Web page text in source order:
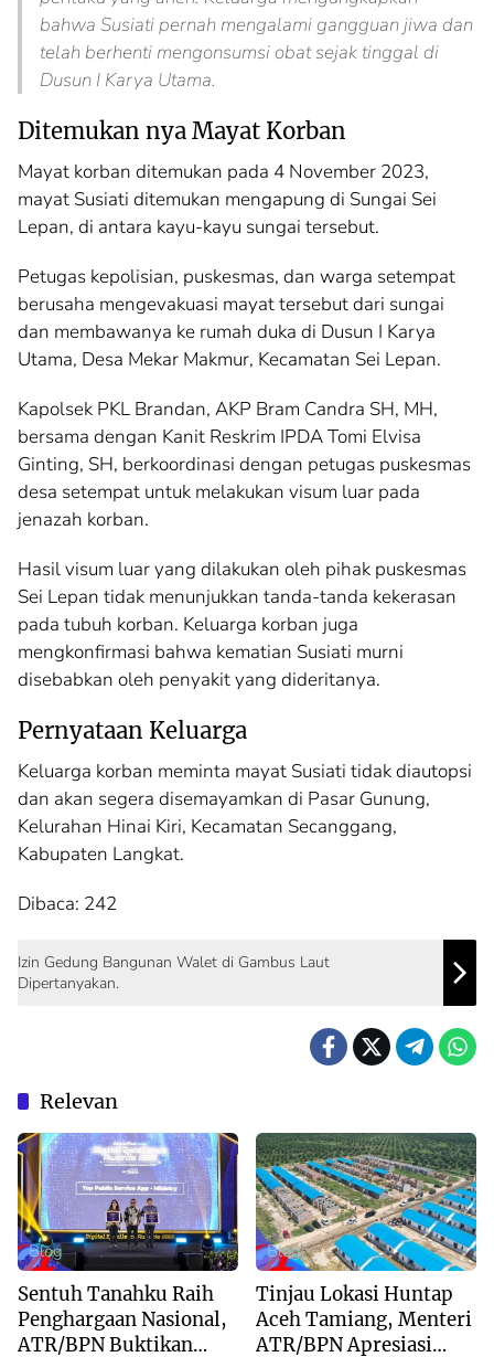
bahwa Susiati pernah mengalami gangguan jiwa dan
telah berhenti mengonsumsi obat sejak tinggal di
Dusun I Karya Utama.
Ditemukan nya Mayat Korban
Mayat korban ditemukan pada 4 November 2023,
mayat Susiati ditemukan mengapung di Sungai Sei
Lepan, di antara kayu-kayu sungai tersebut.
Petugas kepolisian, puskesmas, dan warga setempat
berusaha mengevakuasi mayat tersebut dari sungai
dan membawanya ke rumah duka di Dusun I Karya
Utama, Desa Mekar Makmur, Kecamatan Sei Lepan.
Kapolsek PKL Brandan, AKP Bram Candra SH, MH,
bersama dengan Kanit Reskrim IPDA Tomi Elvisa
Ginting, SH, berkoordinasi dengan petugas puskesmas
desa setempat untuk melakukan visum luar pada
jenazah korban.
Hasil visum luar yang dilakukan oleh pihak puskesmas
Sei Lepan tidak menunjukkan tanda-tanda kekerasan
pada tubuh korban. Keluarga korban juga
mengkonfirmasi bahwa kematian Susiati murni
disebabkan oleh penyakit yang dideritanya.
Pernyataan Keluarga
Keluarga korban meminta mayat Susiati tidak diautopsi
dan akan segera disemayamkan di Pasar Gunung,
Kelurahan Hinai Kiri, Kecamatan Secanggang,
Kabupaten Langkat.
Dibaca: 242
Izin Gedung Bangunan Walet di Gambus Laut
Dipertanyakan.
Relevan
Blog
Sentuh Tanahku Raih
Penghargaan Nasional,
ATR/BPN Buktikan
Blog
Tinjau Lokasi Huntap
Aceh Tamiang, Menteri
ATR/BPN Apresiasi